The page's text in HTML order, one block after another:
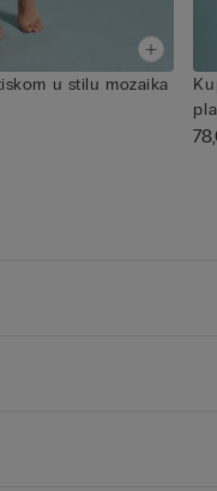
u stilu mozaika